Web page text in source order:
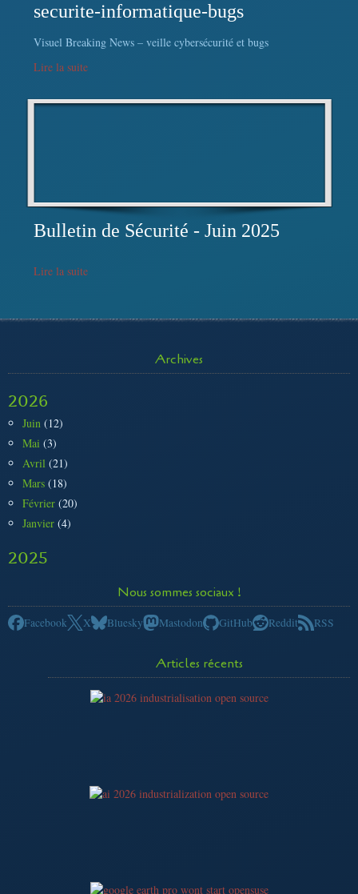
securite-informatique-bugs
Visuel Breaking News – veille cybersécurité et bugs
Lire la suite
Bulletin de Sécurité - Juin 2025
Lire la suite
Archives
2026
Juin (12)
Mai (3)
Avril (21)
Mars (18)
Février (20)
Janvier (4)
2025
Nous sommes sociaux !
Facebook X Bluesky Mastodon GitHub Reddit RSS
Articles récents